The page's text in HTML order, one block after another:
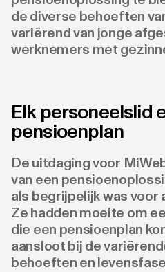
de diverse behoeften
variërend van jonge
werknemers met
Elk personeelslid
pensioenplan
De uitdaging voor
van een
als begrijpelijk was voor
Ze hadden moeite om
die een pensioenplan
aansloot bij de
behoeften en